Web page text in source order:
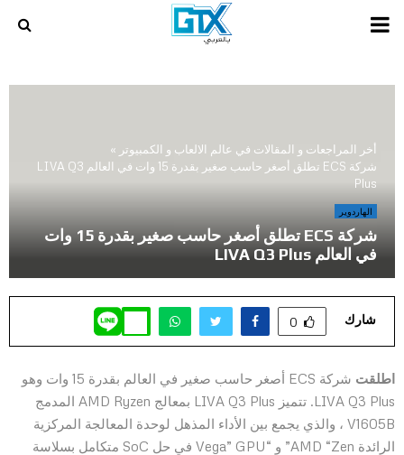
PRIMARY
أخر المراجعات و المقالات في عالم الالعاب و الكمبيوتر »
شركة ECS تطلق أصغر حاسب صغير بقدرة 15 وات في العالم LIVA Q3
Plus
الهاردوير
شركة ECS تطلق أصغر حاسب صغير بقدرة 15 وات
في العالم LIVA Q3 Plus
شارك 0
اطلقت
شركة ECS أصغر حاسب صغير في العالم بقدرة 15 وات وهو
LIVA Q3 Plus. تتميز LIVA Q3 Plus بمعالج AMD Ryzen المدمج
V1605B ، والذي يجمع بين الأداء المذهل لوحدة المعالجة المركزية
الرائدة AMD “Zen” و “Vega” GPU في حل SoC متكامل بسلاسة